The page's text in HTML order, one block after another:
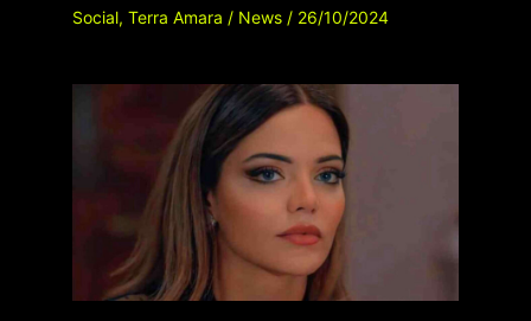
Social, Terra Amara / News/ 26/10/2024